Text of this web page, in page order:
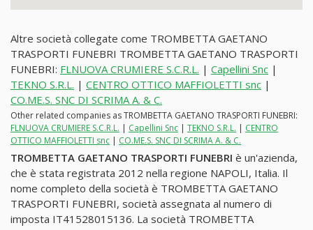
Altre società collegate come TROMBETTA GAETANO
TRASPORTI FUNEBRI TROMBETTA GAETANO TRASPORTI
FUNEBRI: FLNUOVA CRUMIERE S.C.R.L. | Capellini Snc |
TEKNO S.R.L. | CENTRO OTTICO MAFFIOLETTI snc |
CO.ME.S. SNC DI SCRIMA A. & C.
Other related companies as TROMBETTA GAETANO TRASPORTI FUNEBRI:
FLNUOVA CRUMIERE S.C.R.L.
Capellini Snc TEKNO S.R.L.
CENTRO
OTTICO MAFFIOLETTI snc
CO.ME.S. SNC DI SCRIMA A. & C.
TROMBETTA GAETANO TRASPORTI FUNEBRI è un'azienda,
che è stata registrata 2012 nella regione NAPOLI, Italia. Il
nome completo della società è TROMBETTA GAETANO
TRASPORTI FUNEBRI, società assegnata al numero di
imposta IT41528015136. La società TROMBETTA